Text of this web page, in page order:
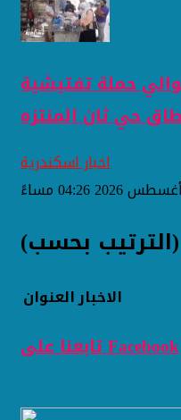
حملة تفتيشية
حي ثان المنتزه
اخبار اسكندرية
بحسب)
العنوانالاخبار
تابعنا على Facebook